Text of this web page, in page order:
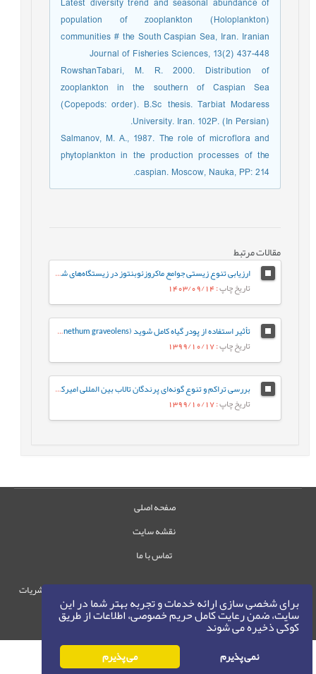
برای شخصی سازی ارائه خدمات و تجربه بهتر شما در این
سایت، ضمن رعایت کامل حریم خصوصی، اطلاعات از طریق
کوکی ذخیره می شوند
نمی پذیرم می پذیرم
Latest diversity trend and seasonal abundance of
population of zooplankton (Holoplankton)
communities # the South Caspian Sea, Iran. Iranian
Journal of Fisheries Sciences, 13(2) 437-448
RowshanTabari, M. R. 2000. Distribution of
zooplankton in the southern of Caspian Sea
(Copepods: order). B.Sc thesis. Tarbiat Modaress
University. Iran. 102P. (In Persian).
Salmanov, M. A., 1987. The role of microflora and
phytoplankton in the production processes of the
caspian. Moscow, Nauka, PP: 214.
مقالات مرتبط
ارزیابی تنوع زیستی جوامع ماکروزئوبنتوز در زیستگاه‌های شرق هرمزگان
تاریخ چاپ: 1403/09/14
تأثیر استفاده از پودر گیاه کامل شوید (Anethum graveolens) بر عملکرد، برخی فراسنجه های خونی و سیستم اسکلتی جوجه های گوشتی
تاریخ چاپ: 1399/10/17
بررسی تراکم و تنوع گونه‌ای پرندگان تالاب بین المللی امیرکلایه طی دوره 10 ساله (1386-1395)، بر اساس سرشماری زمستانه
تاریخ چاپ: 1399/10/17
صفحه اصلی
نقشه سایت
تماس با ما
حقوق این وب‌سایت متعلق به سامانه مدیریت نشریات
رایمگ است.
حق نشر 1405-1396